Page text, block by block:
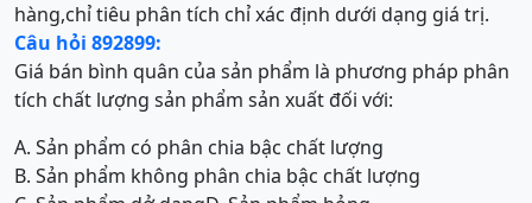
hàng,chỉ tiêu phân tích chỉ xác định dưới dạng giá trị.
Câu hỏi 892899:
Giá bán bình quân của sản phẩm là phương pháp phân
tích chất lượng sản phẩm sản xuất đối với:
A. Sản phẩm có phân chia bậc chất lượng
B. Sản phẩm không phân chia bậc chất lượng